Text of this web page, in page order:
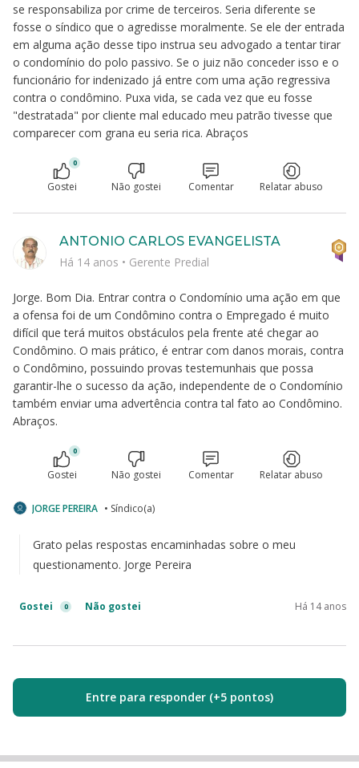
se responsabiliza por crime de terceiros. Seria diferente se
fosse o síndico que o agredisse moralmente. Se ele der entrada
em alguma ação desse tipo instrua seu advogado a tentar tirar
o condomínio do polo passivo. Se o juiz não conceder isso e o
funcionário for indenizado já entre com uma ação regressiva
contra o condômino. Puxa vida, se cada vez que eu fosse
"destratada" por cliente mal educado meu patrão tivesse que
comparecer com grana eu seria rica. Abraços
0
Gostei Não gostei Comentar Relatar abuso
Jorge. Bom Dia. Entrar contra o Condomínio uma ação em que
a ofensa foi de um Condômino contra o Empregado é muito
difícil que terá muitos obstáculos pela frente até chegar ao
Condômino. O mais prático, é entrar com danos morais, contra
o Condômino, possuindo provas testemunhais que possa
garantir-lhe o sucesso da ação, independente de o Condomínio
também enviar uma advertência contra tal fato ao Condômino.
Abraços.
ANTONIO CARLOS EVANGELISTA
Há 14 anos • Gerente Predial
0
Gostei Não gostei Comentar Relatar abuso
JORGE PEREIRA • Síndico(a)
Grato pelas respostas encaminhadas sobre o meu
questionamento. Jorge Pereira
Gostei 0 Não gostei Há 14 anos
Entre para responder (+5 pontos)